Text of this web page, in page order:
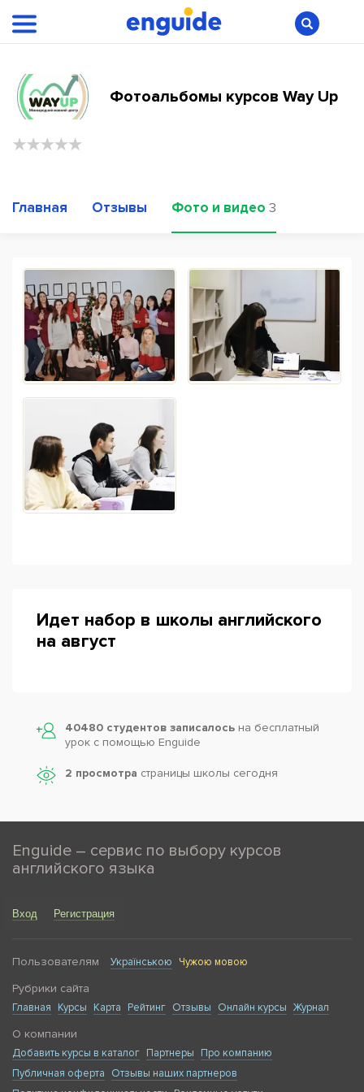
Фотоальбомы курсов Way Up
Главная Отзывы Фото и видео 3
Идет набор в школы английского
на август
40480 студентов записалось на бесплатный
урок с помощью Enguide
2 просмотра страницы школы сегодня
Enguide – сервис по выбору курсов
английского языка
Вход Регистрация
Пользователям Українською Чужою мовою
Рубрики сайта
Главная Курсы Карта Рейтинг Отзывы Онлайн курсы Журнал
О компании
Добавить курсы в каталог Партнеры
Про компанию
Публичная оферта
Отзывы наших партнеров